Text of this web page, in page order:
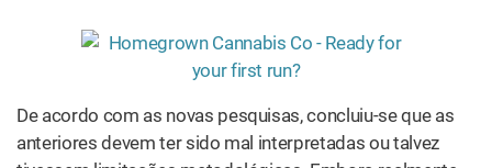
De acordo com as novas pesquisas, concluiu-se que as
anteriores devem ter sido mal interpretadas ou talvez